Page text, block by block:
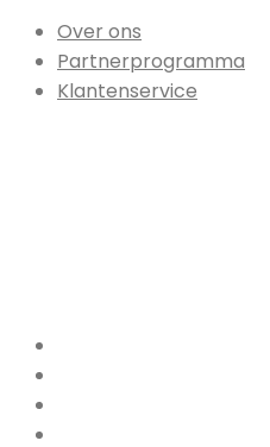
Over ons
Partnerprogramma
Klantenservice